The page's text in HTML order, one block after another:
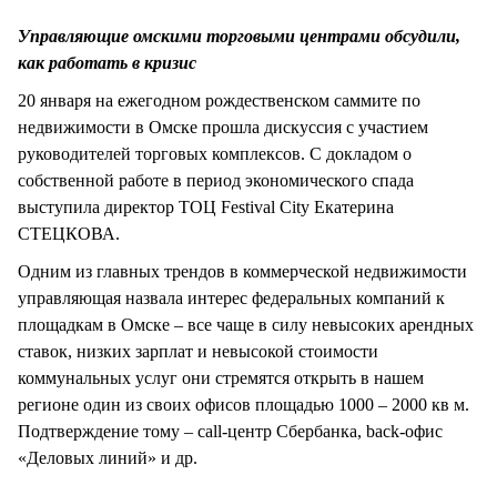
Управляющие омскими торговыми центрами обсудили,
как работать в кризис
20 января на ежегодном рождественском саммите по
недвижимости в Омске прошла дискуссия с участием
руководителей торговых комплексов. С докладом о
собственной работе в период экономического спада
выступила директор ТОЦ Festival City Екатерина
СТЕЦКОВА.
Одним из главных трендов в коммерческой недвижимости
управляющая назвала интерес федеральных компаний к
площадкам в Омске – все чаще в силу невысоких арендных
ставок, низких зарплат и невысокой стоимости
коммунальных услуг они стремятся открыть в нашем
регионе один из своих офисов площадью 1000 – 2000 кв м.
Подтверждение тому – call-центр Сбербанка, back-офис
«Деловых линий» и др.